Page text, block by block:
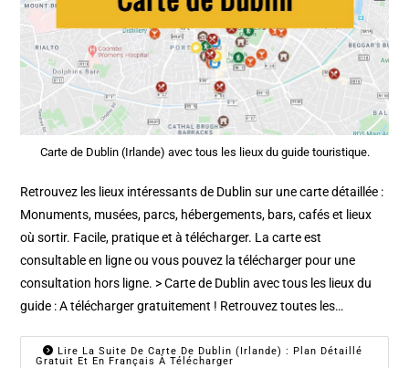
Carte de Dublin (Irlande) avec tous les lieux du guide touristique.
Retrouvez les lieux intéressants de Dublin sur une carte détaillée :
Monuments, musées, parcs, hébergements, bars, cafés et lieux
où sortir. Facile, pratique et à télécharger. La carte est
consultable en ligne ou vous pouvez la télécharger pour une
consultation hors ligne. > Carte de Dublin avec tous les lieux du
guide : A télécharger gratuitement ! Retrouvez toutes les…
Lire La Suite De Carte De Dublin (Irlande) : Plan Détaillé
Gratuit Et En Français À Télécharger